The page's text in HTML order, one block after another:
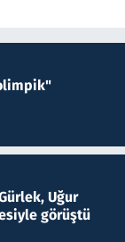
Uğur
görüştü